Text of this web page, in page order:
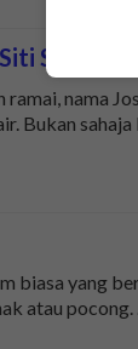
Saleha
nama
Bukan sahaja
biasa yang
atau pocong. …